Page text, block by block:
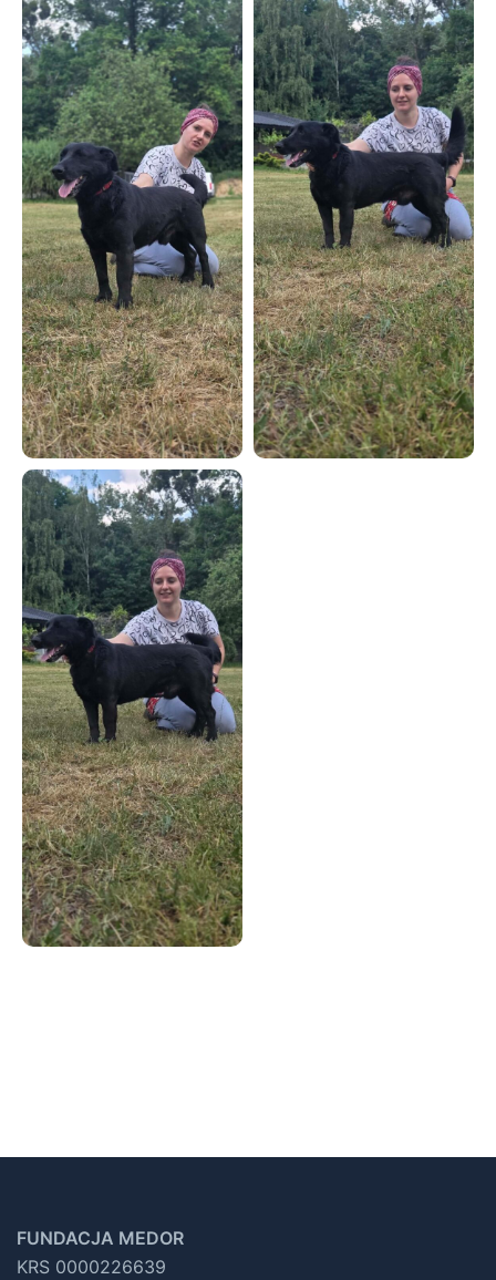
FUNDACJA MEDOR
KRS 0000226639